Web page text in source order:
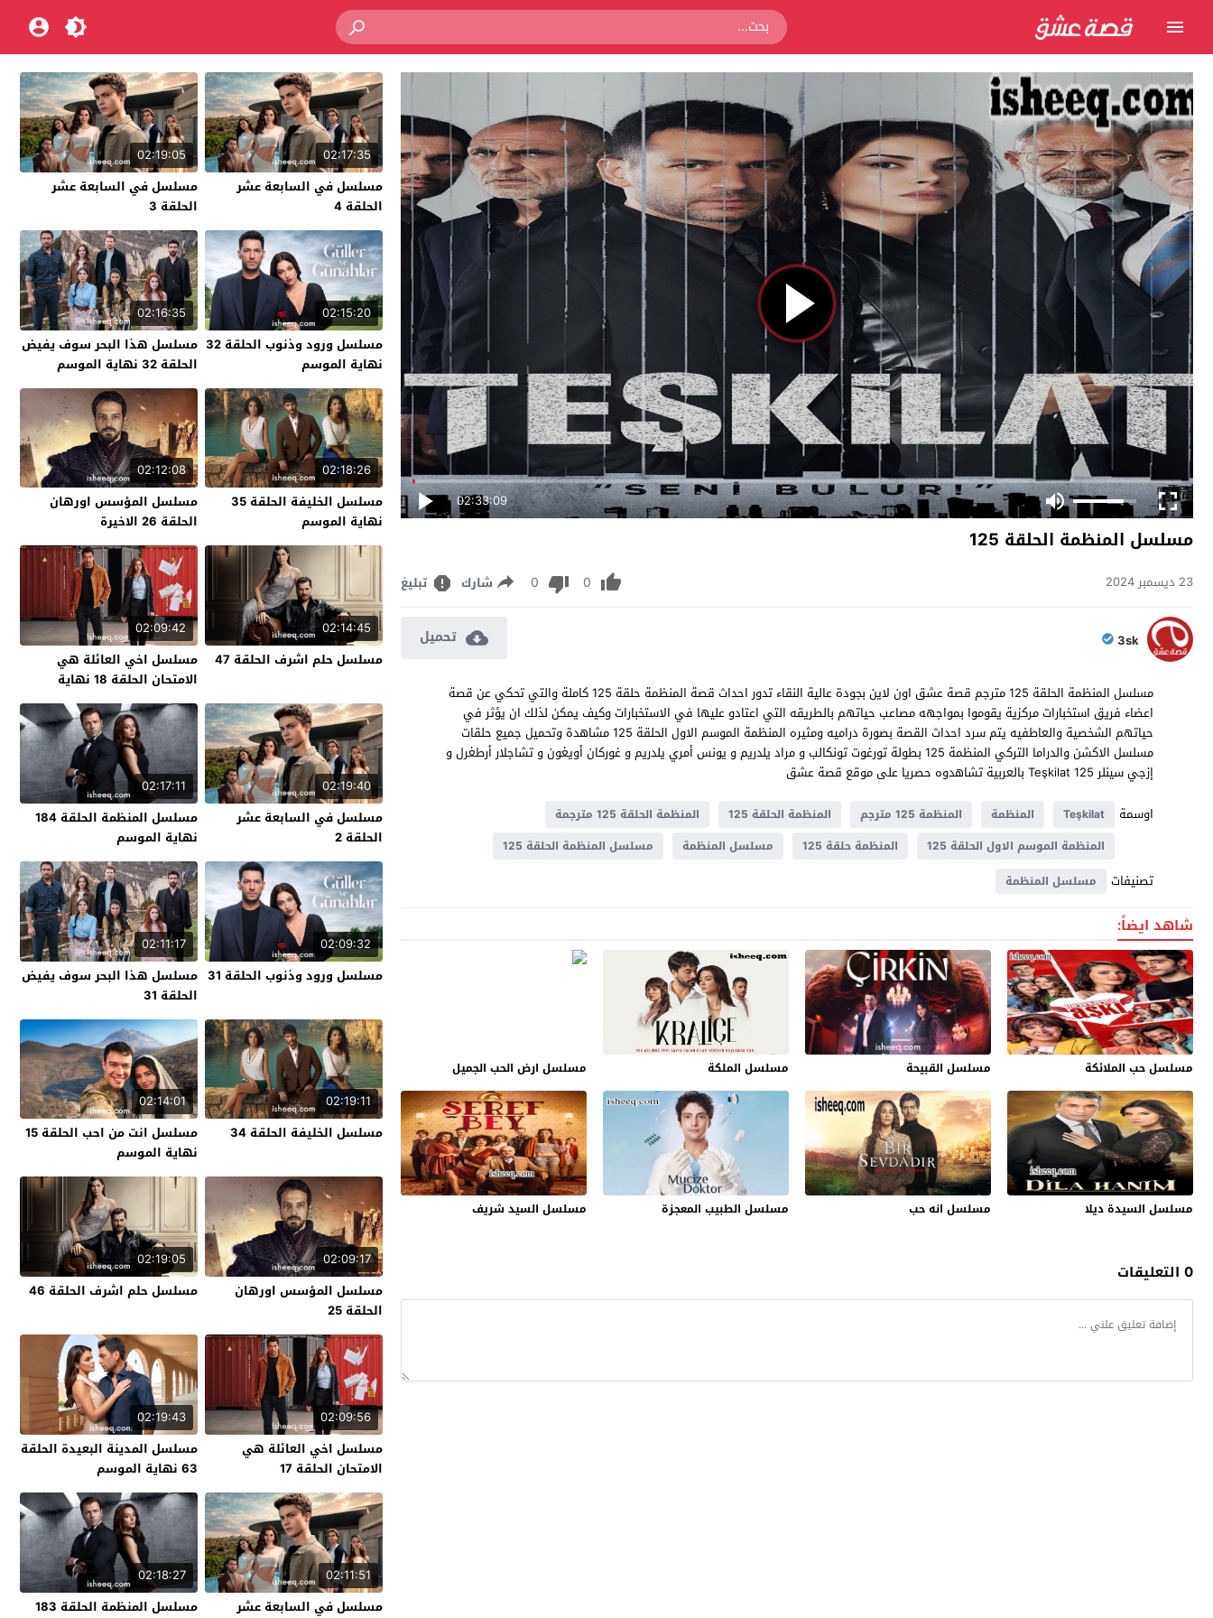
02:33:09
مسلسل المنظمة الحلقة 125
23 ديسمبر 2024 0
0 شارك تبليغ
3sk تحميل
مسلسل المنظمة الحلقة 125 مترجم قصة عشق اون لاين بجودة عالية النقاء تدور احداث قصة المنظمة حلقة 125 كاملة والتي تحكي عن قصة
اعضاء فريق استخبارات مركزية يقوموا بمواجهه مصاعب حياتهم بالطريقه التي اعتادو عليها في الاستخبارات وكيف يمكن لذلك ان يؤثر في
حياتهم الشخصية والعاطفيه يتم سرد احداث القصة بصورة دراميه ومثيره المنظمة الموسم الاول الحلقة 125 مشاهدة وتحميل جميع حلقات
مسلسل الاكشن والدراما التركي المنظمة 125 بطولة تورغوت تونكالب و مراد يلدريم و يونس أمري يلدريم و غوركان أويغون و تشاجلار أرطغرل و
إزجي سينلر Teşkilat 125 بالعربية تشاهدوه حصريا على موقع قصة عشق
اوسمة
Teşkilat المنظمة المنظمة 125 مترجم المنظمة الحلقة 125
المنظمة الحلقة 125 مترجمة
المنظمة الموسم الاول الحلقة 125
المنظمة حلقة 125 مسلسل المنظمة مسلسل المنظمة الحلقة 125
تصنيفات مسلسل المنظمة
شاهد ايضاً:
مسلسل حب الملائكة مسلسل القبيحة مسلسل الملكة مسلسل ارض الحب الجميل
مسلسل السيدة ديلا مسلسل انه حب مسلسل الطبيب المعجزة مسلسل السيد شريف
0 التعليقات
02:17:35
مسلسل في السابعة عشر
الحلقة 4
02:19:05
مسلسل في السابعة عشر
الحلقة 3
02:15:20
مسلسل ورود وذنوب الحلقة 32
نهاية الموسم
02:16:35
مسلسل هذا البحر سوف يفيض
الحلقة 32 نهاية الموسم
02:18:26
مسلسل الخليفة الحلقة 35
نهاية الموسم
02:12:08
مسلسل المؤسس اورهان
الحلقة 26 الاخيرة
02:14:45
مسلسل حلم اشرف الحلقة 47
02:09:42
مسلسل اخي العائلة هي
الامتحان الحلقة 18 نهاية
الموسم
02:19:40
مسلسل في السابعة عشر
الحلقة 2
02:17:11
مسلسل المنظمة الحلقة 184
نهاية الموسم
02:09:32
مسلسل ورود وذنوب الحلقة 31
02:11:17
مسلسل هذا البحر سوف يفيض
الحلقة 31
02:19:11
مسلسل الخليفة الحلقة 34
02:14:01
مسلسل انت من احب الحلقة 15
نهاية الموسم
02:09:17
مسلسل المؤسس اورهان
الحلقة 25
02:19:05
مسلسل حلم اشرف الحلقة 46
02:09:56
مسلسل اخي العائلة هي
الامتحان الحلقة 17
02:19:43
مسلسل المدينة البعيدة الحلقة
63 نهاية الموسم
02:11:51
مسلسل في السابعة عشر
02:18:27
مسلسل المنظمة الحلقة 183